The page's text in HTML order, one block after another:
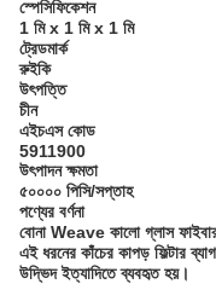
স্পেসিফিকেশন
1 মি x 1 মি x 1 মি
ট্রেডমার্ক
রুইকি
উৎপত্তি
চীন
এইচএস কোড
5911900
উৎপাদন ক্ষমতা
৫০০০০ পিসি/সপ্তাহ
পণ্যের বর্ণনা
বোনা Weave কালো গ্লাস ফাইবার
এই ধরনের কাঁচের কাপড় ফিল্টার
উদ্ভিদ ইত্যাদিতে ব্যবহৃত হয়।